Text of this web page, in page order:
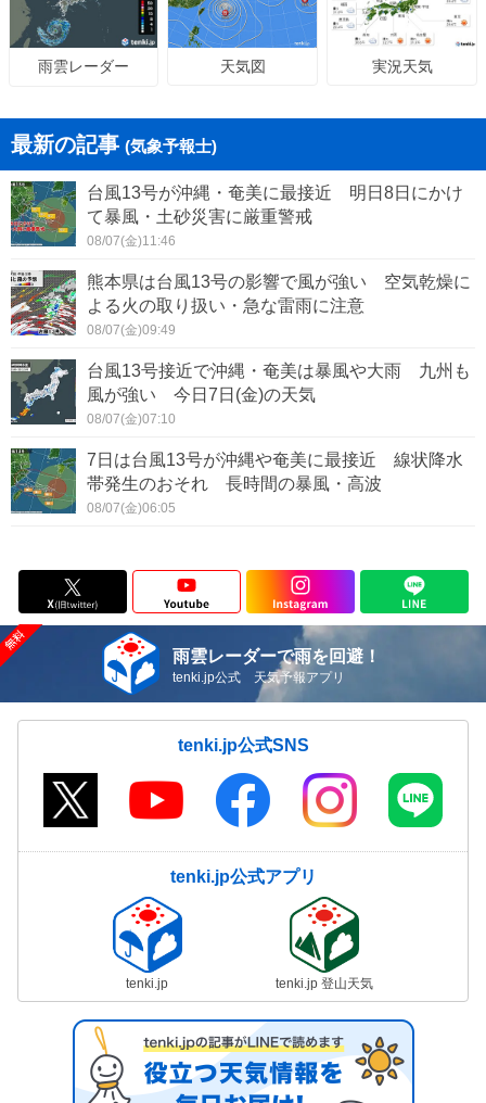
雨雲レーダー 天気図 実況天気
最新の記事 (気象予報士)
台風13号が沖縄・奄美に最接近 明日8日にかけ
て暴風・土砂災害に厳重警戒
08/07(金)11:46
熊本県は台風13号の影響で風が強い 空気乾燥に
よる火の取り扱い・急な雷雨に注意
08/07(金)09:49
台風13号接近で沖縄・奄美は暴風や大雨 九州も
風が強い 今日7日(金)の天気
08/07(金)07:10
7日は台風13号が沖縄や奄美に最接近 線状降水
帯発生のおそれ 長時間の暴風・高波
08/07(金)06:05
雨雲レーダーで雨を回避！
tenki.jp公式 天気予報アプリ
tenki.jp公式SNS
tenki.jp公式アプリ
tenki.jp tenki.jp 登山天気